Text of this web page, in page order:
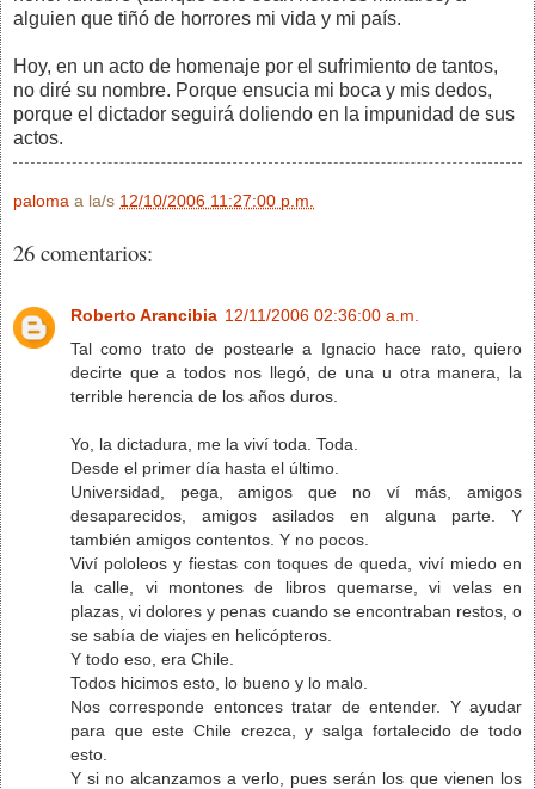
alguien que tiñó de horrores mi vida y mi país.
Hoy, en un acto de homenaje por el sufrimiento de tantos,
no diré su nombre. Porque ensucia mi boca y mis dedos,
porque el dictador seguirá doliendo en la impunidad de sus
actos.
paloma a la/s 12/10/2006 11:27:00 p.m.
26 comentarios:
Roberto Arancibia 12/11/2006 02:36:00 a.m.
Tal como trato de postearle a Ignacio hace rato, quiero
decirte que a todos nos llegó, de una u otra manera, la
terrible herencia de los años duros.
Yo, la dictadura, me la viví toda. Toda.
Desde el primer día hasta el último.
Universidad, pega, amigos que no ví más, amigos
desaparecidos, amigos asilados en alguna parte. Y
también amigos contentos. Y no pocos.
Viví pololeos y fiestas con toques de queda, viví miedo en
la calle, vi montones de libros quemarse, vi velas en
plazas, vi dolores y penas cuando se encontraban restos, o
se sabía de viajes en helicópteros.
Y todo eso, era Chile.
Todos hicimos esto, lo bueno y lo malo.
Nos corresponde entonces tratar de entender. Y ayudar
para que este Chile crezca, y salga fortalecido de todo
esto.
Y si no alcanzamos a verlo, pues serán los que vienen los